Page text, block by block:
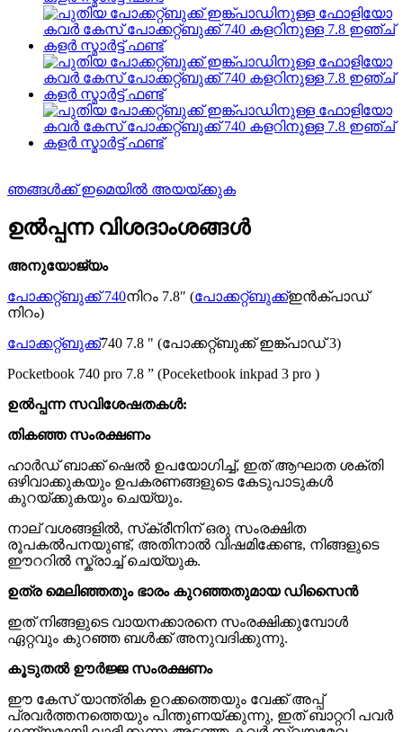
ഞങ്ങൾക്ക് ഇമെയിൽ അയയ്ക്കുക
ഉൽപ്പന്ന വിശദാംശങ്ങൾ
അനുയോജ്യം
പോക്കറ്റ്ബുക്ക് 740നിറം 7.8″ (പോക്കറ്റ്ബുക്ക്ഇൻക്പാഡ്
നിറം)
പോക്കറ്റ്ബുക്ക്740 7.8 " (പോക്കറ്റ്ബുക്ക് ഇങ്ക്പാഡ് 3)
Pocketbook 740 pro 7.8 ” (Poceketbook inkpad 3 pro )
ഉൽപ്പന്ന സവിശേഷതകൾ:
തികഞ്ഞ സംരക്ഷണം
ഹാർഡ് ബാക്ക് ഷെൽ ഉപയോഗിച്ച്, ഇത് ആഘാത ശക്തി
ഒഴിവാക്കുകയും ഉപകരണങ്ങളുടെ കേടുപാടുകൾ
കുറയ്ക്കുകയും ചെയ്യും.
നാല് വശങ്ങളിൽ, സ്‌ക്രീനിന് ഒരു സംരക്ഷിത
രൂപകൽപനയുണ്ട്, അതിനാൽ വിഷമിക്കേണ്ട, നിങ്ങളുടെ
ഈററിൽ സ്ക്രാച്ച് ചെയ്യുക.
ഉത്ര മെലിഞ്ഞതും ഭാരം കുറഞ്ഞതുമായ ഡിസൈൻ
ഇത് നിങ്ങളുടെ വായനക്കാരനെ സംരക്ഷിക്കുമ്പോൾ
ഏറ്റവും കുറഞ്ഞ ബൾക്ക് അനുവദിക്കുന്നു.
കൂടുതൽ ഊർജ്ജ സംരക്ഷണം
ഈ കേസ് യാന്ത്രിക ഉറക്കത്തെയും വേക്ക് അപ്പ്
പ്രവർത്തനത്തെയും പിന്തുണയ്ക്കുന്നു, ഇത് ബാറ്ററി പവർ